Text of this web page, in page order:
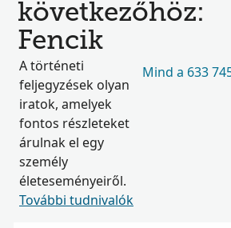
következőhöz:
Fencik
A történeti
feljegyzések olyan
iratok, amelyek
fontos részleteket
árulnak el egy
személy
életeseményeiről.
További tudnivalók
Mind a 633